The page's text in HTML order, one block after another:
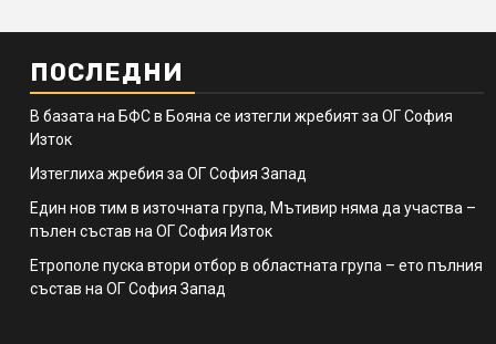
ПОСЛЕДНИ
В базата на БФС в Бояна се изтегли жребият за ОГ София
Изток
Изтеглиха жребия за ОГ София Запад
Един нов тим в източната група, Мътивир няма да участва –
пълен състав на ОГ София Изток
Етрополе пуска втори отбор в областната група – ето пълния
състав на ОГ София Запад